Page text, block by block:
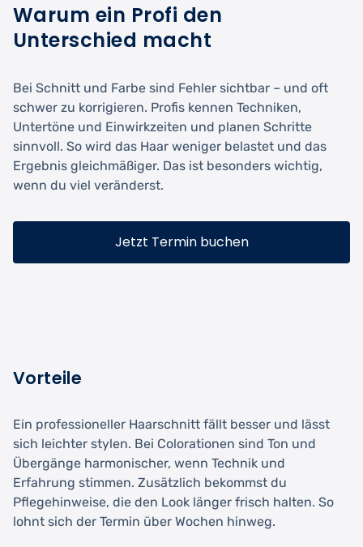
Warum ein Profi den
Unterschied macht
Bei Schnitt und Farbe sind Fehler sichtbar – und oft
schwer zu korrigieren. Profis kennen Techniken,
Untertöne und Einwirkzeiten und planen Schritte
sinnvoll. So wird das Haar weniger belastet und das
Ergebnis gleichmäßiger. Das ist besonders wichtig,
wenn du viel veränderst.
Jetzt Termin buchen
Vorteile
Ein professioneller Haarschnitt fällt besser und lässt
sich leichter stylen. Bei Colorationen sind Ton und
Übergänge harmonischer, wenn Technik und
Erfahrung stimmen. Zusätzlich bekommst du
Pflegehinweise, die den Look länger frisch halten. So
lohnt sich der Termin über Wochen hinweg.